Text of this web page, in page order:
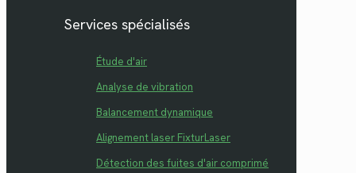
Services spécialisés
Étude d'air
Analyse de vibration
Balancement dynamique
Alignement laser FixturLaser
Détection des fuites d'air comprimé